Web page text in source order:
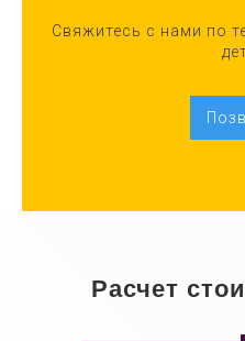
Свяжитесь с нами по
Расчет